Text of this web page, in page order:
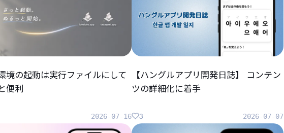
境の起動は実行ファイルにして
便利
2026-07-16
【ハングルアプリ開発日誌】 コンテン
ツの詳細化に着手
2026-07-07
3